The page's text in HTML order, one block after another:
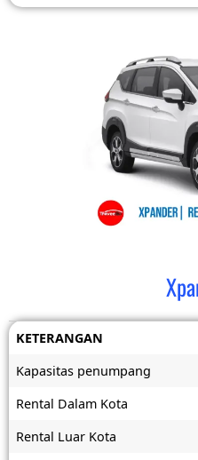
KETERANGAN
Kapasitas penumpang
Rental Dalam Kota
Rental Luar Kota